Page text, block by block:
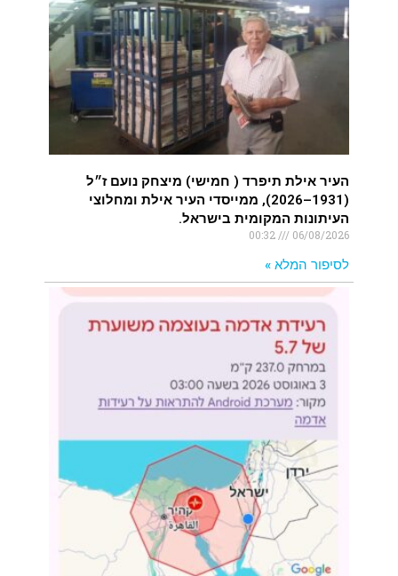
העיר אילת תיפרד ( חמישי) מיצחק נועם ז״ל
(1931–2026), ממייסדי העיר אילת ומחלוצי
העיתונות המקומית בישראל.
06/08/2026
לסיפור המלא »